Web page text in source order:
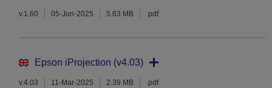
v.1.60 05-Jun-2025 5.63 MB .pdf
Epson iProjection (v4.03)
v.4.03 11-Mar-2025 2.39 MB .pdf